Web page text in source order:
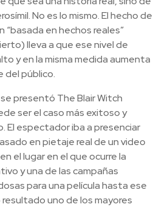
No es lo mismo. El hecho de
“basada en hechos reales”
lleva a que ese nivel de
y en la misma medida aumenta
del público.
presentó The Blair Witch
ser el caso más exitoso y
espectador iba a presenciar
en pietaje real de un video
el lugar en el que ocurre la
y una de las campañas
para una película hasta ese
uno de los mayores